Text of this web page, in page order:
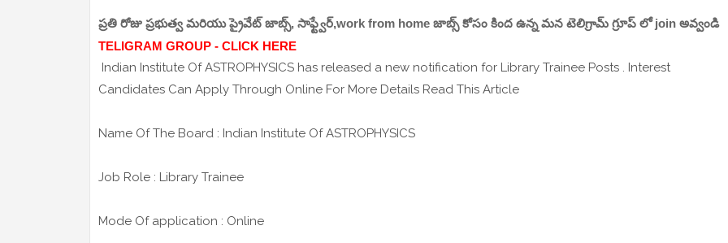
ప్రతి రోజు ప్రభుత్వ మరియు ప్రైవేట్ జాబ్స్, సాఫ్ట్వేర్,work from home జాబ్స్ కోసం కింద ఉన్న మన టెలిగ్రామ్ గ్రూప్ లో join అవ్వండి
TELIGRAM GROUP - CLICK HERE
Indian Institute Of ASTROPHYSICS has released a new notification for Library Trainee Posts . Interest
Candidates Can Apply Through Online For More Details Read This Article
Name Of The Board : Indian Institute Of ASTROPHYSICS
Job Role : Library Trainee
Mode Of application : Online